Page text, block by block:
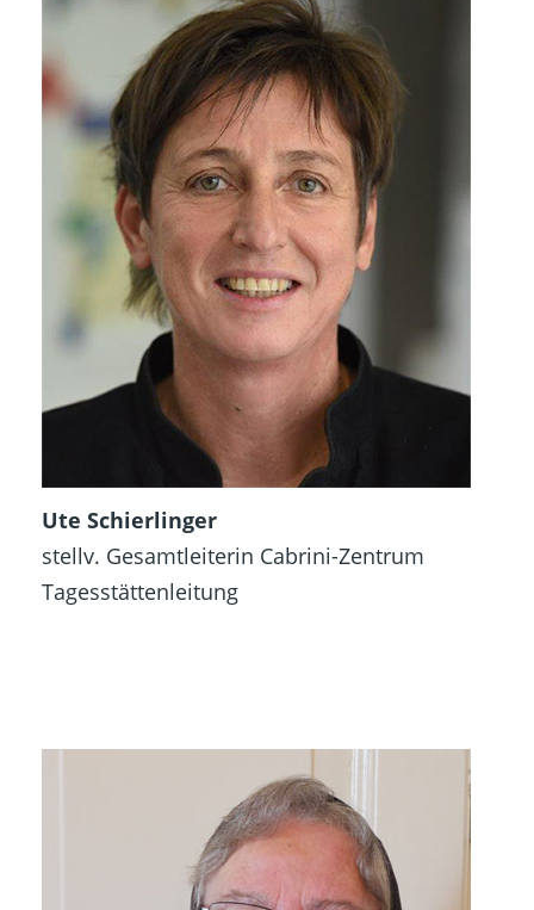
Ute Schierlinger
stellv. Gesamtleiterin Cabrini-Zentrum
Tagesstättenleitung